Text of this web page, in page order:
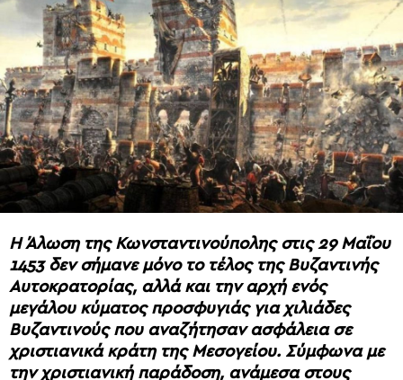
Η Άλωση της Κωνσταντινούπολης στις 29 Μαΐου
1453 δεν σήμανε μόνο το τέλος της Βυζαντινής
Αυτοκρατορίας, αλλά και την αρχή ενός
μεγάλου κύματος προσφυγιάς για χιλιάδες
Βυζαντινούς που αναζήτησαν ασφάλεια σε
χριστιανικά κράτη της Μεσογείου. Σύμφωνα με
την χριστιανική παράδοση, ανάμεσα στους